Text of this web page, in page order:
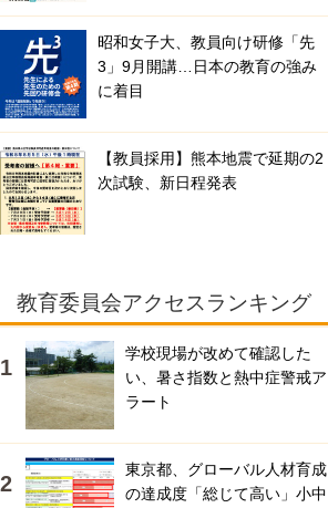
昭和女子大、教員向け研修「先
3」9月開講…日本の教育の強み
に着目
【教員採用】熊本地震で延期の2
次試験、新日程発表
教育委員会アクセスランキング
学校現場が改めて確認した
い、暑さ指数と熱中症警戒ア
ラート
東京都、グローバル人材育成
の達成度「総じて高い」小中